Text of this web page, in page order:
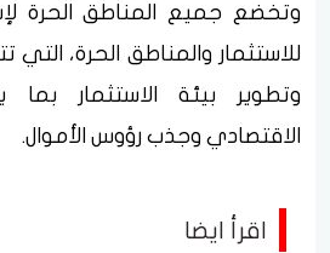
وتخضع جميع المناطق الحرة
للاستثمار والمناطق الحرة،
وتطوير بيئة الاستثمار
الاقتصادي وجذب رؤوس الأموال.
اقرأ ايضا